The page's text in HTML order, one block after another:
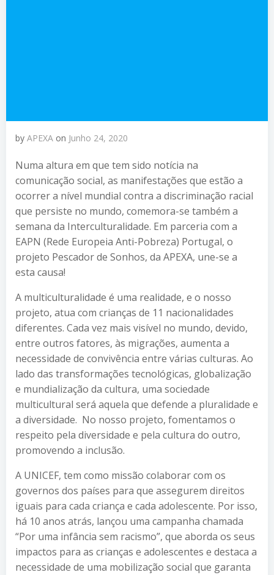
by APEXA on Junho 24, 2020
Numa altura em que tem sido notícia na
comunicação social, as manifestações que estão a
ocorrer a nível mundial contra a discriminação racial
que persiste no mundo, comemora-se também a
semana da Interculturalidade. Em parceria com a
EAPN (Rede Europeia Anti-Pobreza) Portugal, o
projeto Pescador de Sonhos, da APEXA, une-se a
esta causa!
A multiculturalidade é uma realidade, e o nosso
projeto, atua com crianças de 11 nacionalidades
diferentes. Cada vez mais visível no mundo, devido,
entre outros fatores, às migrações, aumenta a
necessidade de convivência entre várias culturas. Ao
lado das transformações tecnológicas, globalização
e mundialização da cultura, uma sociedade
multicultural será aquela que defende a pluralidade e
a diversidade. No nosso projeto, fomentamos o
respeito pela diversidade e pela cultura do outro,
promovendo a inclusão.
A UNICEF, tem como missão colaborar com os
governos dos países para que assegurem direitos
iguais para cada criança e cada adolescente. Por isso,
há 10 anos atrás, lançou uma campanha chamada
“Por uma infância sem racismo”, que aborda os seus
impactos para as crianças e adolescentes e destaca a
necessidade de uma mobilização social que garanta